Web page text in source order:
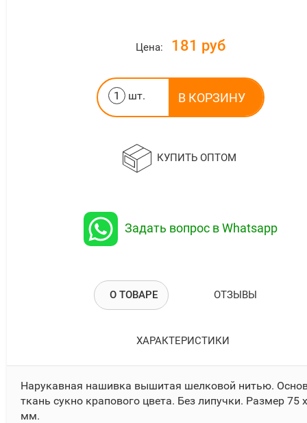
Цена: 181 руб
шт.
КУПИТЬ ОПТОМ
Задать вопрос в Whatsapp
О ТОВАРЕ ОТЗЫВЫ
ХАРАКТЕРИСТИКИ
Нарукавная нашивка вышитая шелковой нитью.
ткань сукно крапового цвета. Без липучки. Размер 75
мм.